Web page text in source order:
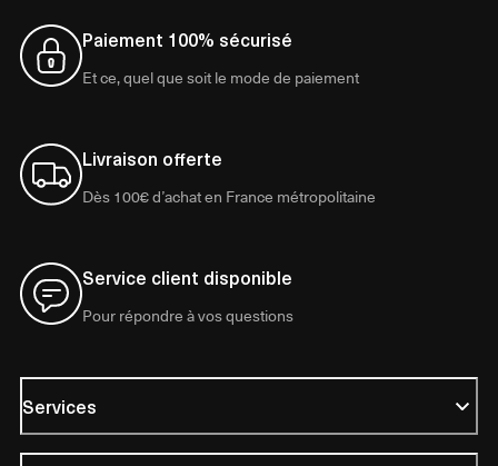
Paiement 100% sécurisé
Et ce, quel que soit le mode de paiement
Livraison offerte
Dès 100€ d’achat en France métropolitaine
Service client disponible
Pour répondre à vos questions
Services